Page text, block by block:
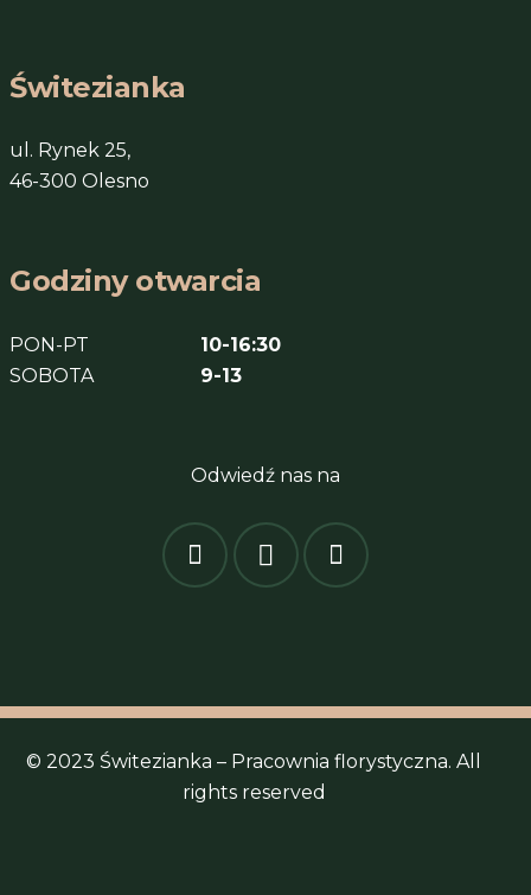
Świtezianka
ul. Rynek 25,
46-300 Olesno
Godziny otwarcia
PON-PT
SOBOTA
10-16:30
9-13
Odwiedź nas na
© 2023 Świtezianka – Pracownia florystyczna. All
rights reserved